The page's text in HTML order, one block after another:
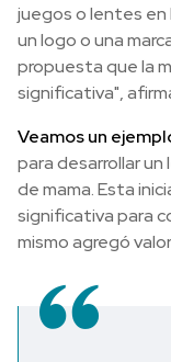
juegos o lentes en
un logo o una
propuesta que la
significativa",
Veamos un
para desarrollar
de mama. Esta
significativa para
mismo agregó